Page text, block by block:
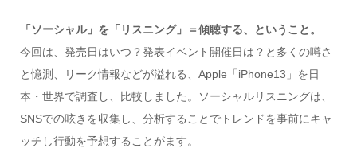
「ソーシャル」を「リスニング」＝傾聴する、ということ。
今回は、発売日はいつ？発表イベント開催日は？と多くの噂さ
と憶測、リーク情報などが溢れる、Apple「iPhone13」を日
本・世界で調査し、比較しました。ソーシャルリスニングは、
SNSでの呟きを収集し、分析することでトレンドを事前にキャ
ッチし行動を予想することがます。